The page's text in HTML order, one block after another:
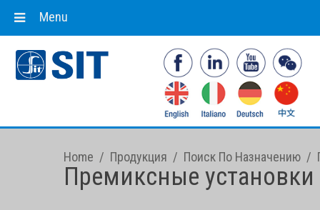
Home / Продукция / Поиск По Назначению /
Премиксные установки
Menu